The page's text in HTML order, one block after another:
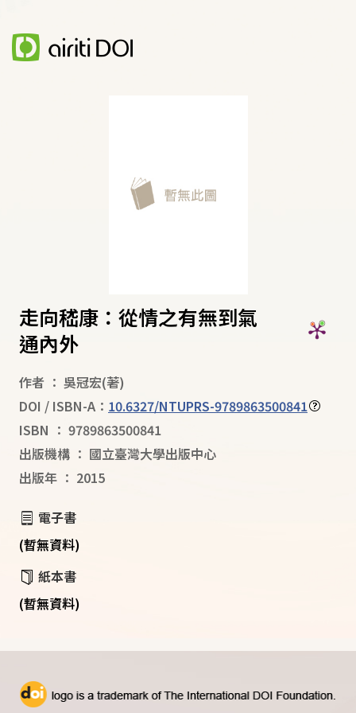
走向嵇康：從情之有無到氣
通內外
作者 ： 吳冠宏(著)
DOI / ISBN-A： 10.6327/NTUPRS-9789863500841
ISBN ： 9789863500841
出版機構 ： 國立臺灣大學出版中心
出版年 ： 2015
電子書
(暫無資料)
紙本書
(暫無資料)